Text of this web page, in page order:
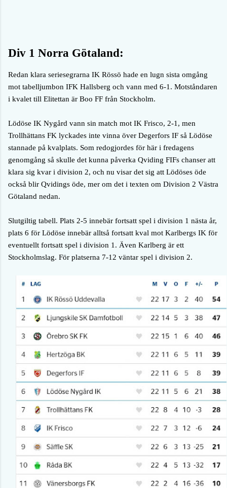
Div 1 Norra Götaland:
Redan klara seriesegrarna IK Rössö hade en lugn sista omgång
mot tabelljumbon IFK Hallsberg och vann med 6-1. Motståndaren
i kvalet till Elitettan är Boo FF från Stockholm.
Lödöse IK Nygård vann sin match mot IK Frisco, 2-1, men
Trollhättans FK lyckades inte vinna över Degerfors IF så Lödöse
stannade på kvalplats. Som redogjordes för här i fredagens
genomgång så skulle det kunna påverka Qviding FIFs chanser att
klara sig kvar i division 2, och nu visar det sig att Lödöses öde
också blir Qvidings öde, mer om det i texten om Division 2 Västra
Götaland nedan.
Slutgiltig tabell. Plats 2-5 innebär fortsatt spel i division 1 nästa år,
plats 6 för Lödöse innebär alltså fortsatt kval mot Karlbergs IK för
eventuellt fortsatt spel i division 1. Även Karlberg är ett
Stockholmslag. För platserna 7-12 väntar spel i division 2.